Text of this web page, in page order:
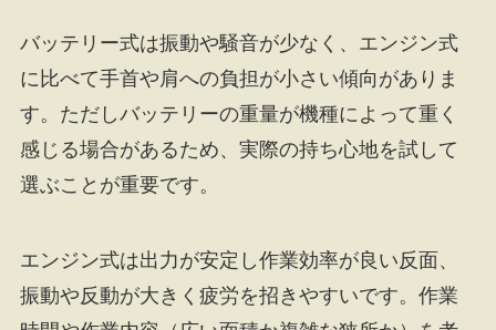
バッテリー式は振動や騒音が少なく、エンジン式
に比べて手首や肩への負担が小さい傾向がありま
す。ただしバッテリーの重量が機種によって重く
感じる場合があるため、実際の持ち心地を試して
選ぶことが重要です。
エンジン式は出力が安定し作業効率が良い反面、
振動や反動が大きく疲労を招きやすいです。作業